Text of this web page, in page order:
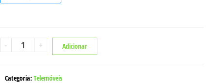
- Quantidade
BEAFON
+ Adicionar
Categoria: Telemóveis